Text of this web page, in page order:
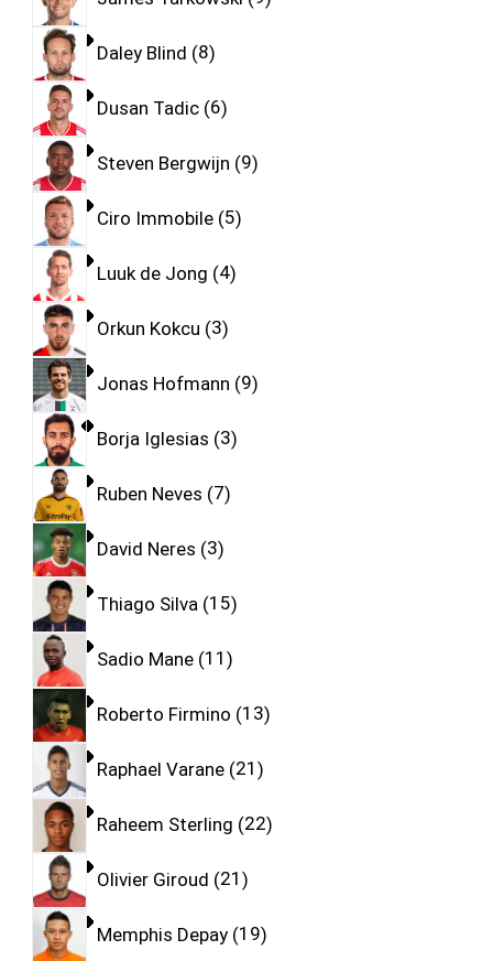
Daley Blind 8
Dusan Tadic 6
Steven Bergwijn 9
Ciro Immobile 5
Luuk de Jong 4
Orkun Kokcu 3
Jonas Hofmann 9
Borja Iglesias 3
Ruben Neves 7
David Neres 3
Thiago Silva 15
Sadio Mane 11
Roberto Firmino 13
Raphael Varane 21
Raheem Sterling 22
Olivier Giroud 21
Memphis Depay 19